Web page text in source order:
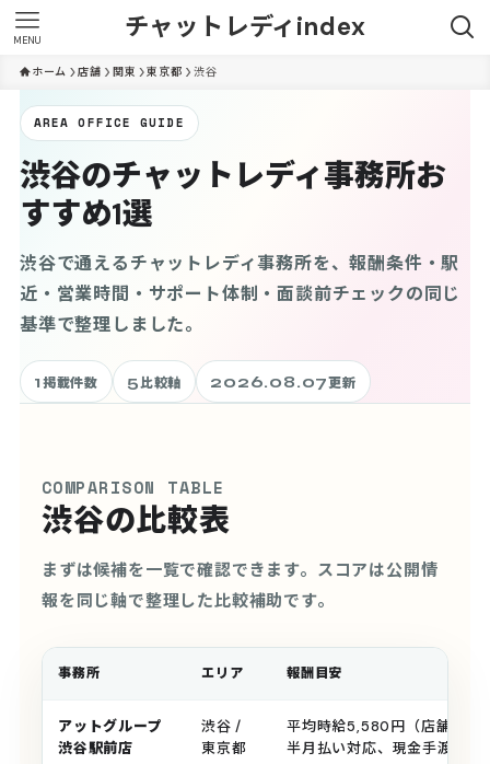
チャットレディindex
MENU
ホーム 店舗 関東 東京都 渋谷
AREA OFFICE GUIDE
渋谷のチャットレディ事務所お
すすめ1選
渋谷で通えるチャットレディ事務所を、報酬条件・駅
近・営業時間・サポート体制・面談前チェックの同じ
基準で整理しました。
1掲載件数 5比較軸 2026.08.07更新
COMPARISON TABLE
渋谷の比較表
まずは候補を一覧で確認できます。スコアは公開情
報を同じ軸で整理した比較補助です。
事務所 エリア 報酬目安
アットグループ
渋谷駅前店
渋谷 /
東京都
平均時給5,580円（店舗公表
半月払い対応、現金手渡し